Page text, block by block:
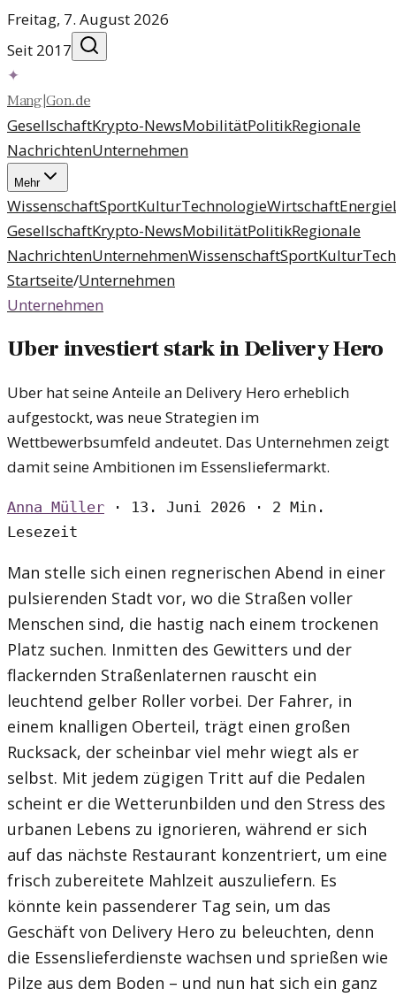
Freitag, 7. August 2026
Seit 2017
✦
Mang|Gon.de
GesellschaftKrypto-NewsMobilitätPolitikRegionale
NachrichtenUnternehmen
Mehr
WissenschaftSportKulturTechnologieWirtschaftEnergie
GesellschaftKrypto-NewsMobilitätPolitikRegionale
NachrichtenUnternehmenWissenschaftSportKultur
Startseite/Unternehmen
Unternehmen
Uber investiert stark in Delivery Hero
Uber hat seine Anteile an Delivery Hero erheblich
aufgestockt, was neue Strategien im
Wettbewerbsumfeld andeutet. Das Unternehmen zeigt
damit seine Ambitionen im Essensliefermarkt.
Anna Müller · 13. Juni 2026 · 2 Min.
Lesezeit
Man stelle sich einen regnerischen Abend in einer
pulsierenden Stadt vor, wo die Straßen voller
Menschen sind, die hastig nach einem trockenen
Platz suchen. Inmitten des Gewitters und der
flackernden Straßenlaternen rauscht ein
leuchtend gelber Roller vorbei. Der Fahrer, in
einem knalligen Oberteil, trägt einen großen
Rucksack, der scheinbar viel mehr wiegt als er
selbst. Mit jedem zügigen Tritt auf die Pedalen
scheint er die Wetterunbilden und den Stress des
urbanen Lebens zu ignorieren, während er sich
auf das nächste Restaurant konzentriert, um eine
frisch zubereitete Mahlzeit auszuliefern. Es
könnte kein passenderer Tag sein, um das
Geschäft von Delivery Hero zu beleuchten, denn
die Essenslieferdienste wachsen und sprießen wie
Pilze aus dem Boden – und nun hat sich ein ganz